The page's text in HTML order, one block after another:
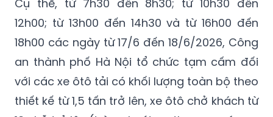
18h00 các ngày từ 17/6 đến 18/6/2026, Công
an thành phố Hà Nội tổ chức tạm cấm đối
với các xe ôtô tải có khối lượng toàn bộ theo
thiết kế từ 1,5 tấn trở lên, xe ôtô chở khách từ
16 chỗ trở lên (trừ xe buýt, xe thu gom rác, xe
giải quyết sự cố, xe có phù hiệu bảo vệ, xe